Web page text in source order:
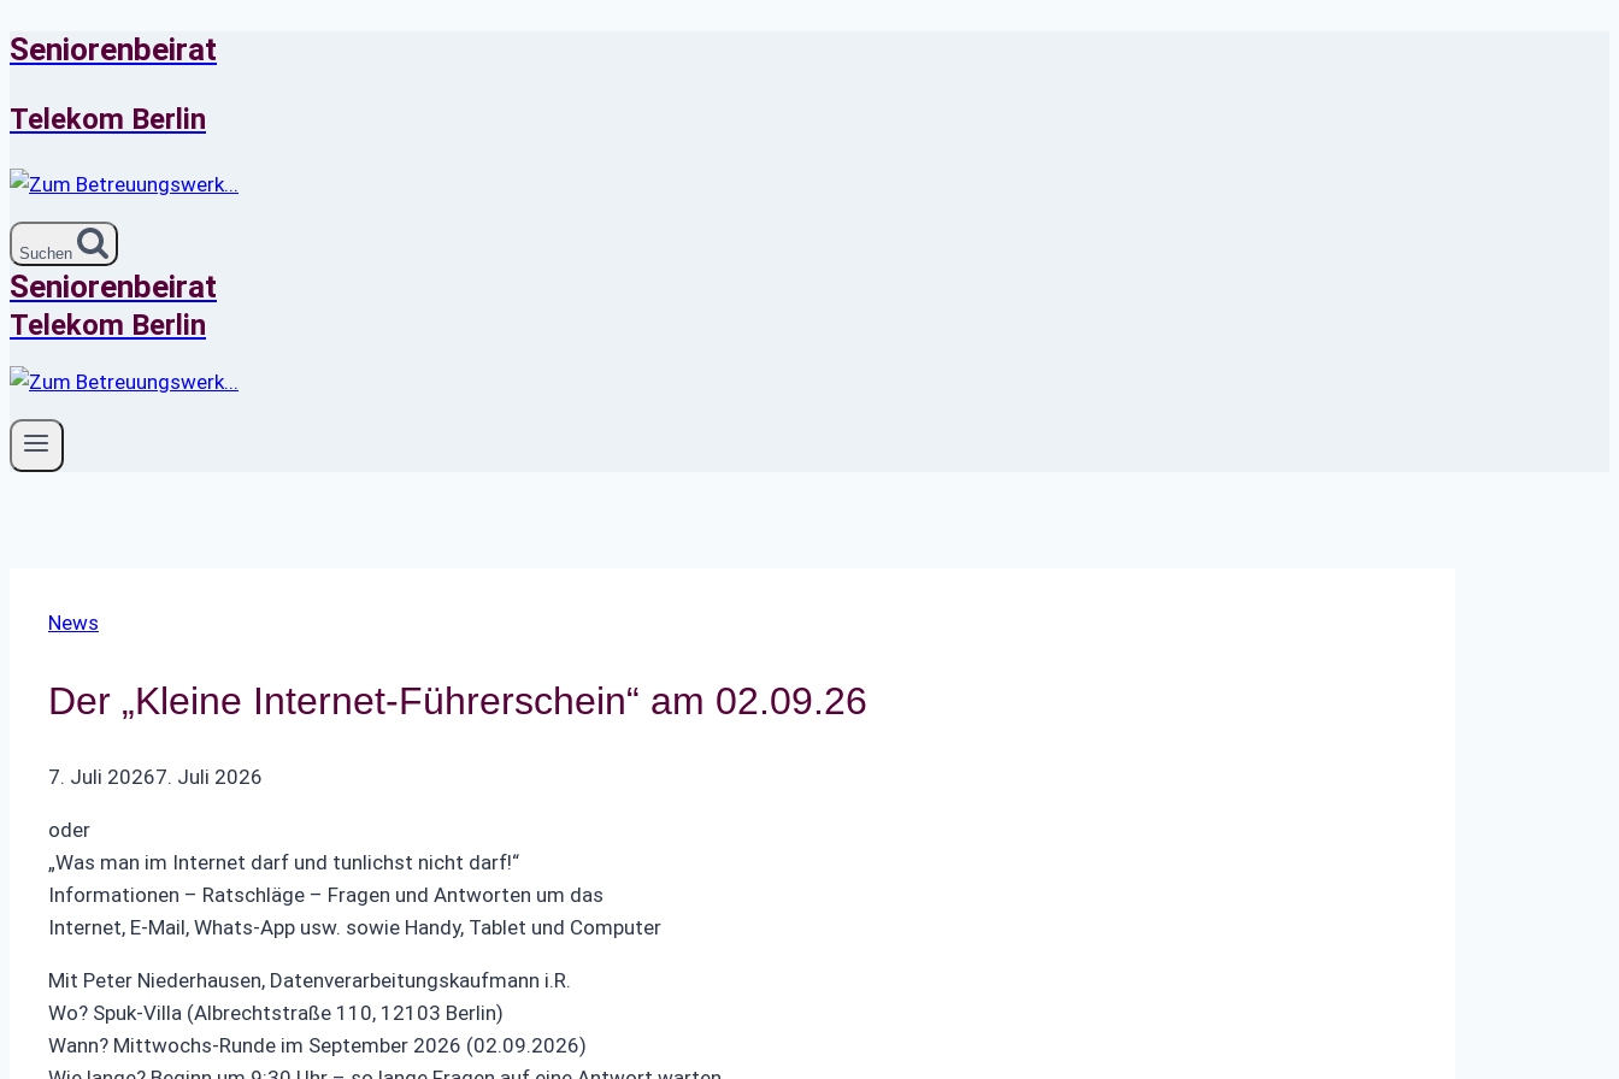
Zum
springen
Seniorenbeirat
Telekom Berlin
Suchen
Seniorenbeirat
Telekom Berlin
News
Der „Kleine Internet-Führerschein“ am 02.09.26
7. Juli 20267. Juli 2026
oder
„Was man im Internet darf und tunlichst nicht darf!“
Informationen – Ratschläge – Fragen und Antworten um das
Internet, E-Mail, Whats-App usw. sowie Handy, Tablet und Computer
Mit Peter Niederhausen, Datenverarbeitungskaufmann i.R.
Wo? Spuk-Villa (Albrechtstraße 110, 12103 Berlin)
Wann? Mittwochs-Runde im September 2026 (02.09.2026)